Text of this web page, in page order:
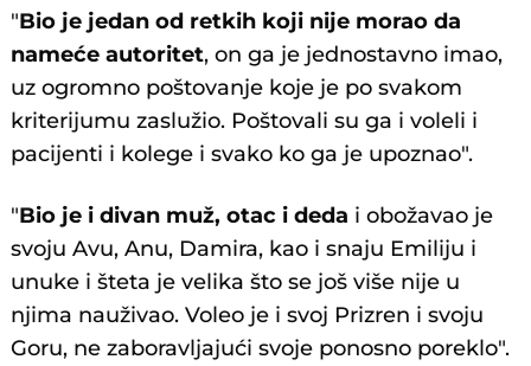
"Bio je jedan od retkih koji nije morao da
nameće autoritet, on ga je jednostavno imao,
uz ogromno poštovanje koje je po svakom
kriterijumu zaslužio. Poštovali su ga i voleli i
pacijenti i kolege i svako ko ga je upoznao".
"Bio je i divan muž, otac i deda i obožavao je
svoju Avu, Anu, Damira, kao i snaju Emiliju i
unuke i šteta je velika što se još više nije u
njima nauživao. Voleo je i svoj Prizren i svoju
Goru, ne zaboravljajući svoje ponosno poreklo".